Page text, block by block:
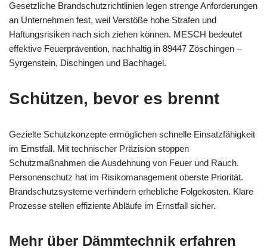
Gesetzliche Brandschutzrichtlinien legen strenge Anforderungen
an Unternehmen fest, weil Verstöße hohe Strafen und
Haftungsrisiken nach sich ziehen können. MESCH bedeutet
effektive Feuerprävention, nachhaltig in 89447 Zöschingen –
Syrgenstein, Dischingen und Bachhagel.
Schützen, bevor es brennt
Gezielte Schutzkonzepte ermöglichen schnelle Einsatzfähigkeit
im Ernstfall. Mit technischer Präzision stoppen
Schutzmaßnahmen die Ausdehnung von Feuer und Rauch.
Personenschutz hat im Risikomanagement oberste Priorität.
Brandschutzsysteme verhindern erhebliche Folgekosten. Klare
Prozesse stellen effiziente Abläufe im Ernstfall sicher.
Mehr über Dämmtechnik erfahren